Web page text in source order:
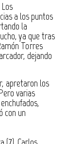
a los puntos
la
ya que tras
Torres
dejando
apretaron los
varias
con un